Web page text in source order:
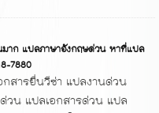
าก แปลภาษาอังกฤษด่วน หาที่แปล
7880
สารยื่นวีซ่า แปลงานด่วน
วน แปลเอกสารด่วน แปล